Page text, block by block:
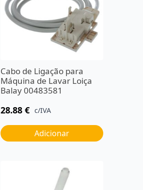
Cabo de Ligação para
Máquina de Lavar Loiça
Balay 00483581
28.88 € c/IVA
Adicionar